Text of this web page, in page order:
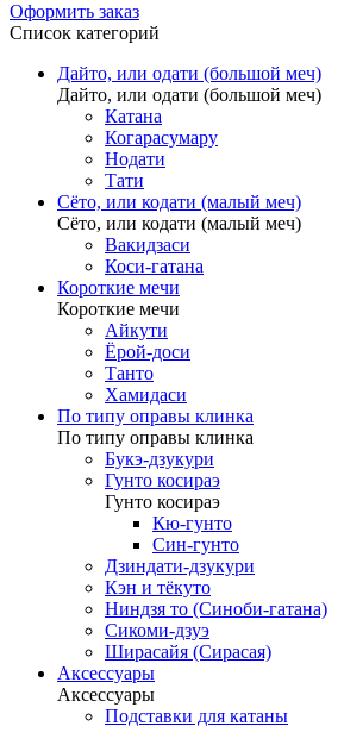
Оформить заказ
Список категорий
Дайто, или одати (большой меч)
Дайто, или одати (большой меч)
Катана
Когарасумару
Нодати
Тати
Сёто, или кодати (малый меч)
Сёто, или кодати (малый меч)
Вакидзаси
Коси-гатана
Короткие мечи
Короткие мечи
Айкути
Ёрой-доси
Танто
Хамидаси
По типу оправы клинка
По типу оправы клинка
Букэ-дзукури
Гунто косираэ
Гунто косираэ
Кю-гунто
Син-гунто
Дзиндати-дзукури
Кэн и тёкуто
Ниндзя то (Синоби-гатана)
Сикоми-дзуэ
Ширасайя (Сирасая)
Аксессуары
Аксессуары
Подставки для катаны